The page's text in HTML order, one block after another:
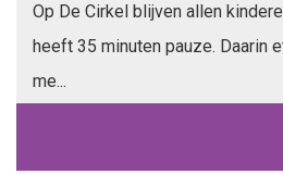
Op De Cirkel blijven allen
heeft 35 minuten pauze. Daarin
me...